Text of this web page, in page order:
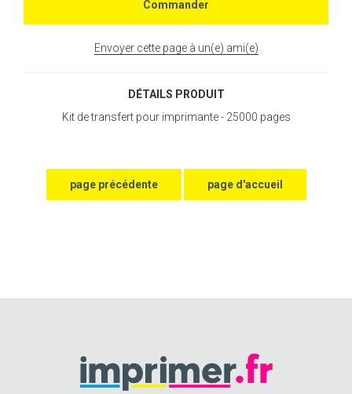
Envoyer cette page à un(e) ami(e)
DÉTAILS PRODUIT
Kit de transfert pour imprimante - 25000 pages